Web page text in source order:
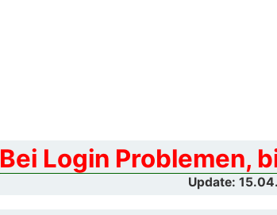
Bei Login Problemen,
Update: